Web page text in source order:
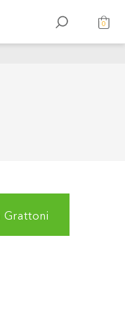
0
Grattoni